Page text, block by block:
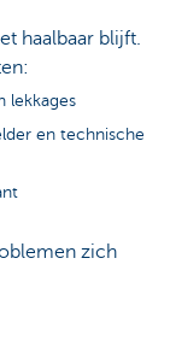
haalbaar blijft.
lekkages
en technische
zich